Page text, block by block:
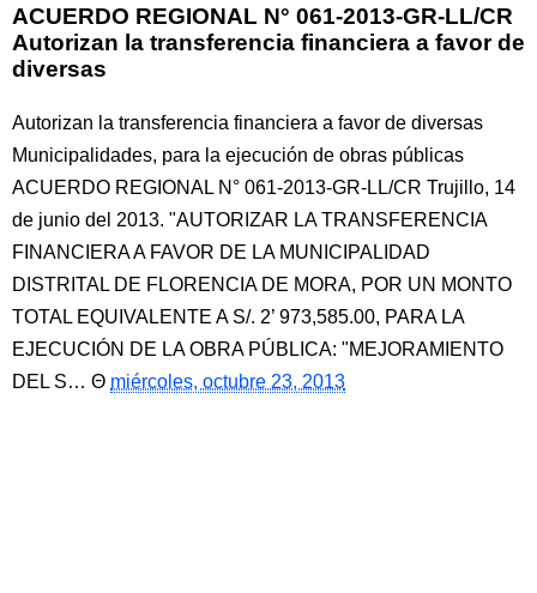
ACUERDO REGIONAL N° 061-2013-GR-LL/CR
Autorizan la transferencia financiera a favor de
diversas
Autorizan la transferencia financiera a favor de diversas
Municipalidades, para la ejecución de obras públicas
ACUERDO REGIONAL N° 061-2013-GR-LL/CR Trujillo, 14
de junio del 2013. "AUTORIZAR LA TRANSFERENCIA
FINANCIERA A FAVOR DE LA MUNICIPALIDAD
DISTRITAL DE FLORENCIA DE MORA, POR UN MONTO
TOTAL EQUIVALENTE A S/. 2’ 973,585.00, PARA LA
EJECUCIÓN DE LA OBRA PÚBLICA: "MEJORAMIENTO
DEL S…
miércoles, octubre 23, 2013